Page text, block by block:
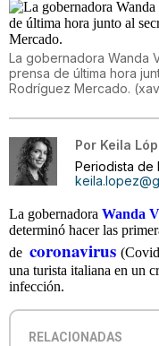
La gobernadora Wanda
prensa de última hora
Rodríguez Mercado. (
Por Keila
Periodista de
La gobernadora Wanda
determinó hacer las
de coronavirus
una turista italiana en un
infección.
RELACIONADAS